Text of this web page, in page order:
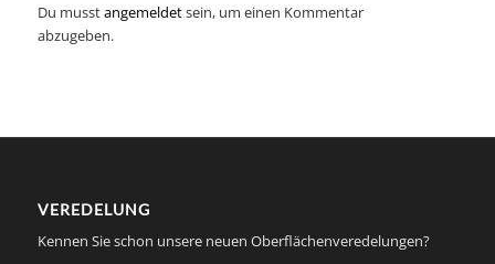
Du musstangemeldetsein, um einen Kommentar
abzugeben.
VEREDELUNG
Kennen Sie schon unsere neuen Oberflächenveredelungen?